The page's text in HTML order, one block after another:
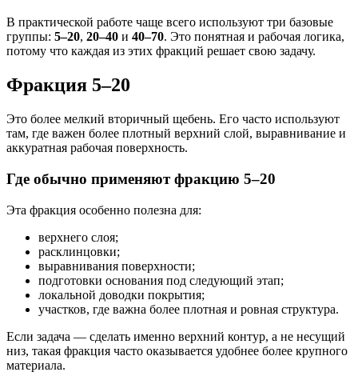
В практической работе чаще всего используют три базовые
группы: 5–20, 20–40 и 40–70. Это понятная и рабочая логика,
потому что каждая из этих фракций решает свою задачу.
Фракция 5–20
Это более мелкий вторичный щебень. Его часто используют
там, где важен более плотный верхний слой, выравнивание и
аккуратная рабочая поверхность.
Где обычно применяют фракцию 5–20
Эта фракция особенно полезна для:
верхнего слоя;
расклинцовки;
выравнивания поверхности;
подготовки основания под следующий этап;
локальной доводки покрытия;
участков, где важна более плотная и ровная структура.
Если задача — сделать именно верхний контур, а не несущий
низ, такая фракция часто оказывается удобнее более крупного
материала.